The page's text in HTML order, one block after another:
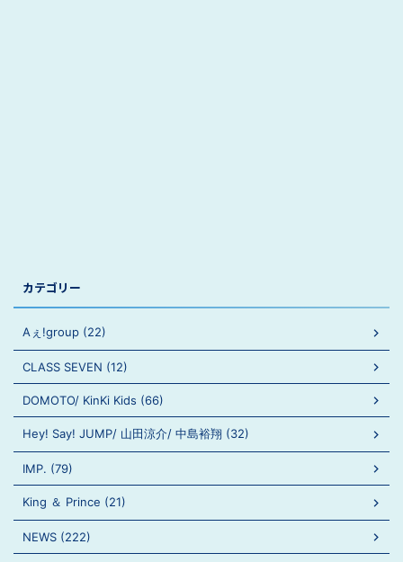
カテゴリー
Aぇ!group (22)
CLASS SEVEN (12)
DOMOTO/ KinKi Kids (66)
Hey! Say! JUMP/ 山田涼介/ 中島裕翔 (32)
IMP. (79)
King ＆ Prince (21)
NEWS (222)